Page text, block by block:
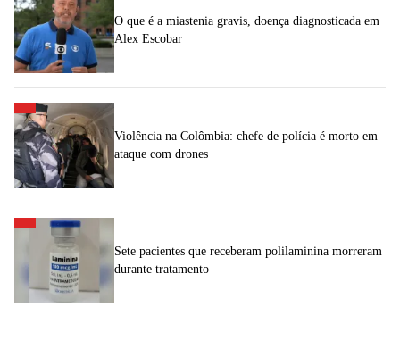
O que é a miastenia gravis, doença diagnosticada em
Alex Escobar
Violência na Colômbia: chefe de polícia é morto em
ataque com drones
Sete pacientes que receberam polilaminina morreram
durante tratamento